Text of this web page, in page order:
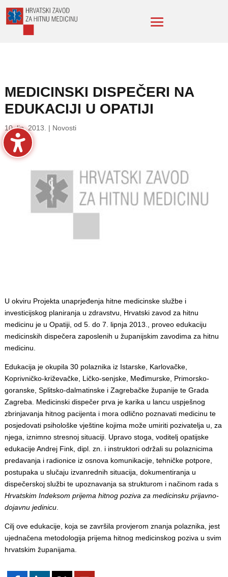
MEDICINSKI DISPEČERI NA
EDUKACIJI U OPATIJI
10. lip. 2013. | Novosti
U okviru Projekta unaprjeđenja hitne medicinske službe i
investicijskog planiranja u zdravstvu, Hrvatski zavod za hitnu
medicinu je u Opatiji, od 5. do 7. lipnja 2013., proveo edukaciju
medicinskih dispečera zaposlenih u županijskim zavodima za hitnu
medicinu.
Edukacija je okupila 30 polaznika iz Istarske, Karlovačke,
Koprivničko-križevačke, Ličko-senjske, Međimurske, Primorsko-
goranske, Splitsko-dalmatinske i Zagrebačke županije te Grada
Zagreba. Medicinski dispečer prva je karika u lancu uspješnog
zbrinjavanja hitnog pacijenta i mora odlično poznavati medicinu te
posjedovati psihološke vještine kojima može umiriti pozivatelja u, za
njega, iznimno stresnoj situaciji. Upravo stoga, voditelj opatijske
edukacije Andrej Fink, dipl. zn. i instruktori održali su polaznicima
predavanja i radionice iz osnova komunikacije, tehničke potpore,
postupaka u slučaju izvanrednih situacija, dokumentiranja u
dispečerskoj službi te upoznavanja sa strukturom i načinom rada s
Hrvatskim Indeksom prijema hitnog poziva za medicinsku prijavno-
dojavnu jedinicu.
Cilj ove edukacije, koja se završila provjerom znanja polaznika, jest
ujednačena metodologija prijema hitnog medicinskog poziva u svim
hrvatskim županijama.